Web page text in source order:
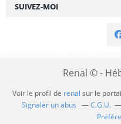
SUIVEZ-MOI
Renal © -
Voir le profil de renal sur le
Signaler un abus
C.G.U.